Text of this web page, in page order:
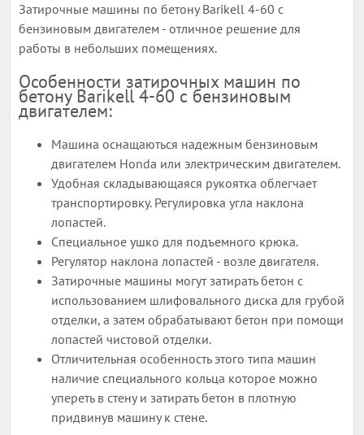
Затирочные машины по бетону Barikell 4-60 с
бензиновым двигателем - отличное решение для
работы в небольших помещениях.
Особенности затирочных машин по
бетону Barikell 4-60 с бензиновым
двигателем:
Машина оснащаються надежным бензиновым
двигателем Honda или электрическим двигателем.
Удобная складывающаяся рукоятка облегчает
транспортировку. Регулировка угла наклона
лопастей.
Специальное ушко для подъемного крюка.
Регулятор наклона лопастей - возле двигателя.
Затирочные машины могут затирать бетон с
использованием шлифовального диска для грубой
отделки, а затем обрабатывают бетон при помощи
лопастей чистовой отделки.
Отличительная особенность этого типа машин
наличие специального кольца которое можно
упереть в стену и затирать бетон в плотную
придвинув машину к стене.